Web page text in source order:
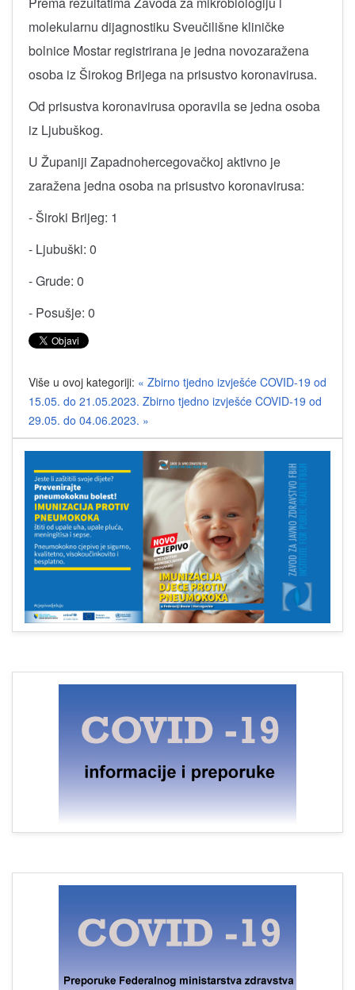
molekularnu dijagnostiku Sveučilišne kliničke
bolnice Mostar registrirana je jedna novozaražena
osoba iz Širokog Brijega na prisustvo koronavirusa.
Od prisustva koronavirusa oporavila se jedna osoba
iz Ljubuškog.
U Županiji Zapadnohercegovačkoj aktivno je
zaražena jedna osoba na prisustvo koronavirusa:
- Široki Brijeg: 1
- Ljubuški: 0
- Grude: 0
- Posušje: 0
Više u ovoj kategoriji: « Zbirno tjedno izvješće COVID-19 od
15.05. do 21.05.2023. Zbirno tjedno izvješće COVID-19 od
29.05. do 04.06.2023. »